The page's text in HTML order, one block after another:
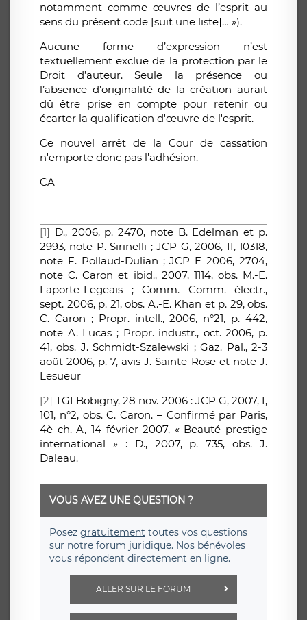
notamment comme œuvres de l’esprit au
sens du présent code [suit une liste]… »).
Aucune forme d’expression n’est
textuellement exclue de la protection par le
Droit d’auteur. Seule la présence ou
l’absence d’originalité de la création aurait
dû être prise en compte pour retenir ou
écarter la qualification d'œuvre de l'esprit.
Ce nouvel arrêt de la Cour de cassation
n'emporte donc pas l'adhésion.
CA
[1] D., 2006, p. 2470, note B. Edelman et p.
2993, note P. Sirinelli ; JCP G, 2006, II, 10318,
note F. Pollaud-Dulian ; JCP E 2006, 2704,
note C. Caron et ibid., 2007, 1114, obs. M.-E.
Laporte-Legeais ; Comm. Comm. électr.,
sept. 2006, p. 21, obs. A.-E. Khan et p. 29, obs.
C. Caron ; Propr. intell., 2006, n°21, p. 442,
note A. Lucas ; Propr. industr., oct. 2006, p.
41, obs. J. Schmidt-Szalewski ; Gaz. Pal., 2-3
août 2006, p. 7, avis J. Sainte-Rose et note J.
Lesueur
[2] TGI Bobigny, 28 nov. 2006 : JCP G, 2007, I,
101, n°2, obs. C. Caron. – Confirmé par Paris,
4è ch. A, 14 février 2007, « Beauté prestige
international » : D., 2007, p. 735, obs. J.
Daleau.
VOUS AVEZ UNE QUESTION ?
Posez gratuitement toutes vos questions
sur notre forum juridique. Nos bénévoles
vous répondent directement en ligne.
ALLER SUR LE FORUM